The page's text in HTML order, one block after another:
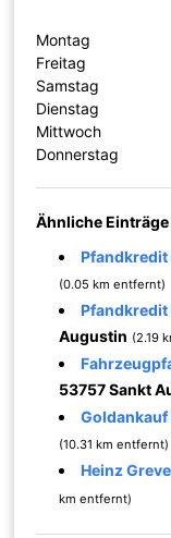
Montag
Freitag
Samstag
Dienstag
Mittwoch
Donnerstag
Ähnliche
Pfandkredit
(0.05 km entfernt)
Augustin (2.19
53757 Sankt
Goldankauf
(10.31 km entfernt)
Heinz
km entfernt)